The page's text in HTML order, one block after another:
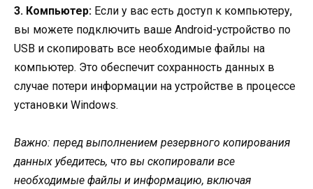
3. Компьютер: Если у вас есть доступ к компьютеру,
вы можете подключить ваше Android-устройство по
USB и скопировать все необходимые файлы на
компьютер. Это обеспечит сохранность данных в
случае потери информации на устройстве в процессе
установки Windows.
Важно: перед выполнением резервного копирования
данных убедитесь, что вы скопировали все
необходимые файлы и информацию, включая